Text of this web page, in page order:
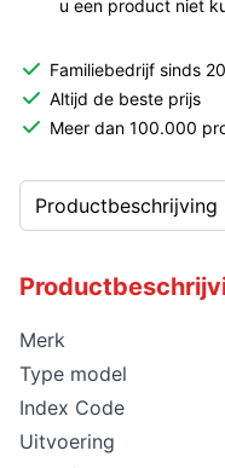
u een product niet
Familiebedrijf sinds
Altijd de beste prijs
Meer dan 100.000
Merk : RM
Type model
Index Code :
Uitvoering :